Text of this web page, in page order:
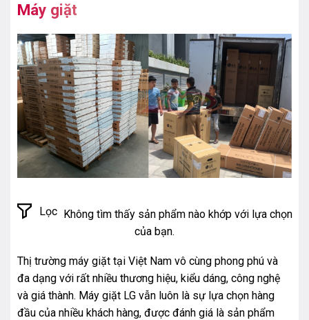
Máy giặt
Lọc Không tìm thấy sản phẩm nào khớp với lựa chọn
của bạn.
Thị trường máy giặt tại Việt Nam vô cùng phong phú và
đa dạng với rất nhiều thương hiệu, kiểu dáng, công nghệ
và giá thành. Máy giặt LG vẫn luôn là sự lựa chọn hàng
đầu của nhiều khách hàng, được đánh giá là sản phẩm